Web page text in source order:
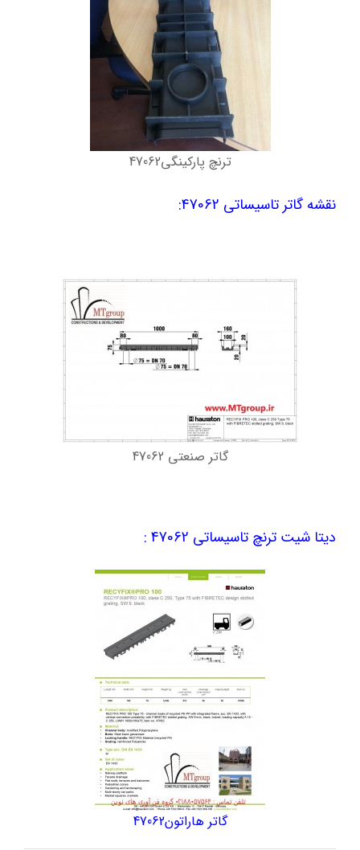
ترنچ پارکینگی47062
نقشه گاتر تاسیساتی 47062:
گاتر صنعتی 47062
دیتا شیت ترنچ تاسیساتی 47062 :
گاتر هاراتون47062